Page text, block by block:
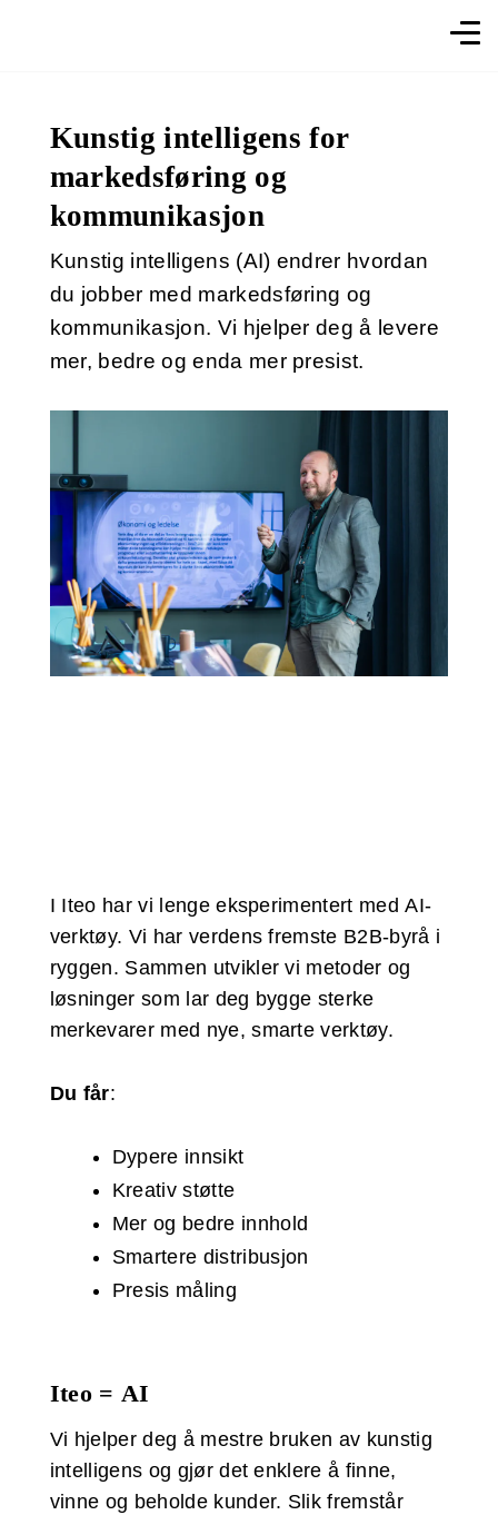
Kunstig intelligens for
markedsføring og
kommunikasjon
Kunstig intelligens (AI) endrer hvordan
du jobber med markedsføring og
kommunikasjon. Vi hjelper deg å levere
mer, bedre og enda mer presist.
I Iteo har vi lenge eksperimentert med AI-
verktøy. Vi har verdens fremste B2B-byrå i
ryggen. Sammen utvikler vi metoder og
løsninger som lar deg bygge sterke
merkevarer med nye, smarte verktøy.
Du får:
Dypere innsikt
Kreativ støtte
Mer og bedre innhold
Smartere distribusjon
Presis måling
Iteo = AI
Vi hjelper deg å mestre bruken av kunstig
intelligens og gjør det enklere å finne,
vinne og beholde kunder. Slik fremstår